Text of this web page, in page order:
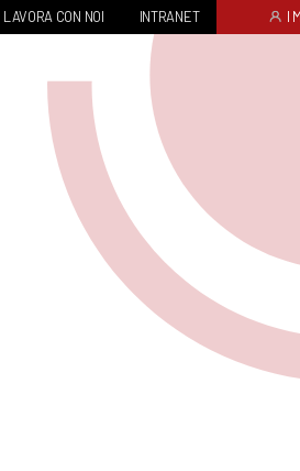
LAVORA CON NOI INTRANET I